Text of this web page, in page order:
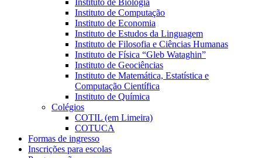
Instituto de Computação
Instituto de Economia
Instituto de Estudos da Linguagem
Instituto de Filosofia e Ciências Humanas
Instituto de Física “Gleb Wataghin”
Instituto de Geociências
Instituto de Matemática, Estatística e
Computação Científica
Instituto de Química
Colégios
COTIL (em Limeira)
COTUCA
Formas de ingresso
Inscrições para escolas